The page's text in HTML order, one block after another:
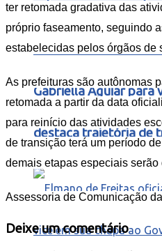
Dra. Manoela
Gabriella Aguiar para
destaca trajetória de
ter retomada gradativa das
próprio faseamento, seguindo
estabelecidas pelos órgãos de
As prefeituras são autônomas
retomada a partir da data
para reinício das atividades
de transição terá um período
demais etapas especiais serão
Assessoria de Comunicação
Deixe um comentário